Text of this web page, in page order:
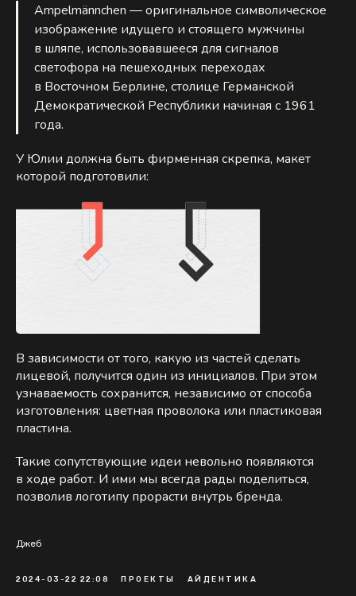
Ampelmännchen — оригинальное символическое
изображение идущего и стоящего мужчины
в шляпе, использовавшееся для сигналов
светофора на пешеходных переходах
в Восточном Берлине, столице Германской
Демократической Республики начиная с 1961
года.
У Юлии должна быть фирменная скрепка, макет
которой подготовили:
В зависимости от того, какую из частей сделать
лицевой, получится один из инициалов. При этом
узнаваемость сохранится, независимо от способа
изготовления: цветная проволока или пластиковая
пластина.
Такие сопутствующие идеи невольно появляются
в ходе работ. И ими мы всегда рады поделиться,
позволив логотипу прорасти внутрь бренда.
Джеб
2024-03-22 22:08 ПРОЕКТЫ АЙДЕНТИКА